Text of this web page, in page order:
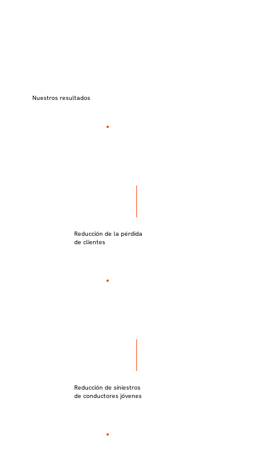
Nuestros resultados
Reducción de la pérdida
de clientes
Reducción de siniestros
de conductores jóvenes